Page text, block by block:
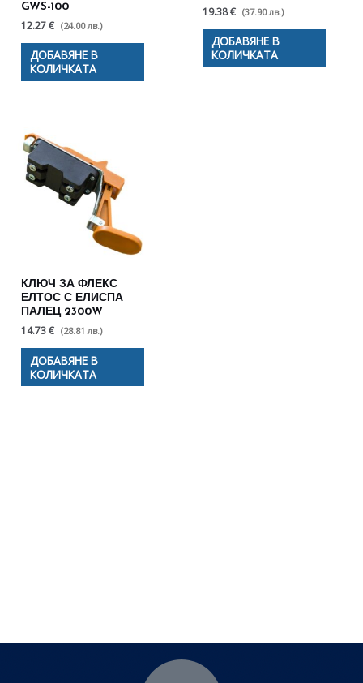
GWS-100
12.27 € (24.00 лв.)
ДОБАВЯНЕ В
КОЛИЧКАТА
19.38 € (37.90 лв.)
ДОБАВЯНЕ В
КОЛИЧКАТА
КЛЮЧ ЗА ФЛЕКС
ЕЛТОС С ЕЛИСПА
ПАЛЕЦ 2300W
14.73 € (28.81 лв.)
ДОБАВЯНЕ В
КОЛИЧКАТА